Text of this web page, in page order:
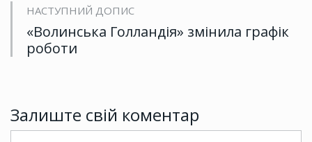
НАСТУПНИЙ ДОПИС
«Волинська Голландія» змінила графік
роботи
Залиште свій коментар